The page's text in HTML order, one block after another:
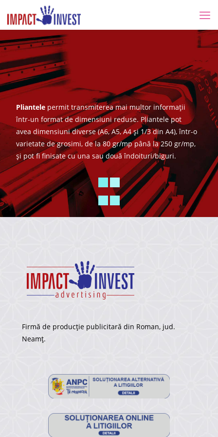
Pliantele permit transmiterea mai multor informații
într-un format de dimensiuni reduse. Pliantele pot
avea dimensiuni diverse (A6, A5, A4 și 1/3 din A4), într-o
varietate de grosimi, de la 80 gr/mp până la 250 gr/mp,
și pot fi finisate cu una sau două îndoituri/biguri.
Firmă de producție publicitară din Roman, jud.
Neamț.